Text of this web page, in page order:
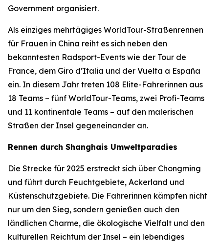
Government organisiert.
Als einziges mehrtägiges WorldTour-Straßenrennen
für Frauen in China reiht es sich neben den
bekanntesten Radsport-Events wie der Tour de
France, dem Giro d’Italia und der Vuelta a España
ein. In diesem Jahr treten 108 Elite-Fahrerinnen aus
18 Teams – fünf WorldTour-Teams, zwei Profi-Teams
und 11 kontinentale Teams – auf den malerischen
Straßen der Insel gegeneinander an.
Rennen durch Shanghais Umweltparadies
Die Strecke für 2025 erstreckt sich über Chongming
und führt durch Feuchtgebiete, Ackerland und
Küstenschutzgebiete. Die Fahrerinnen kämpfen nicht
nur um den Sieg, sondern genießen auch den
ländlichen Charme, die ökologische Vielfalt und den
kulturellen Reichtum der Insel – ein lebendiges